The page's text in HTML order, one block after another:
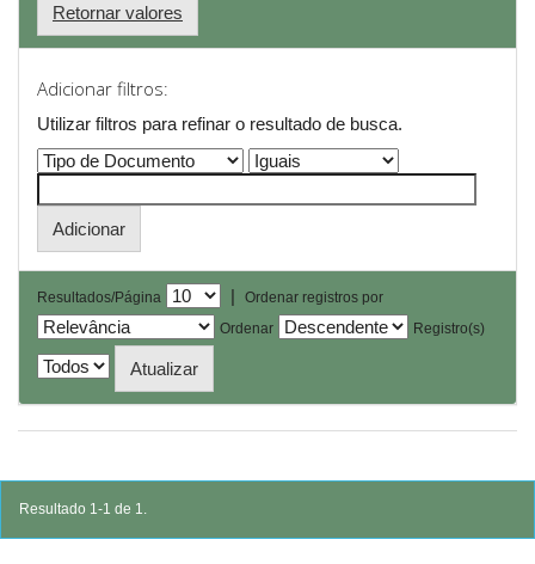
Retornar valores
Adicionar filtros:
Utilizar filtros para refinar o resultado de busca.
Resultados/Página |
Ordenar registros por
Ordenar
Registro(s)
Resultado 1-1 de 1.